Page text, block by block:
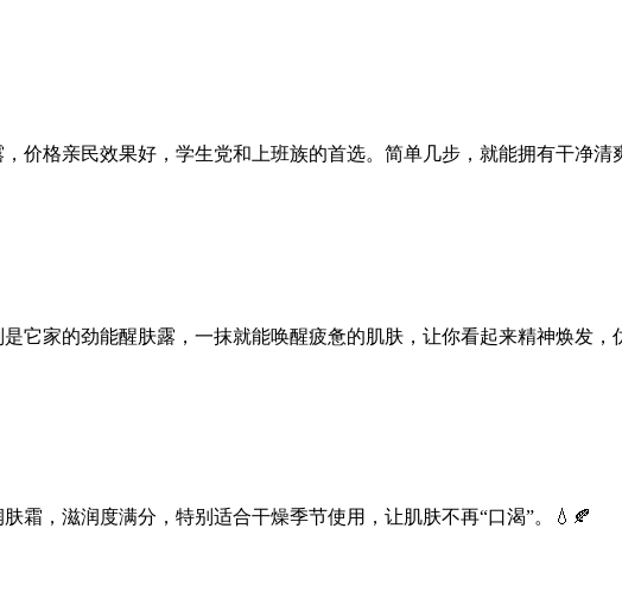
价格亲民效果好，学生党和上班族的首选。简单几步，就能拥有干净清
它家的劲能醒肤露，一抹就能唤醒疲惫的肌肤，让你看起来精神焕发，
霜，滋润度满分，特别适合干燥季节使用，让肌肤不再“口渴”。💧🍂